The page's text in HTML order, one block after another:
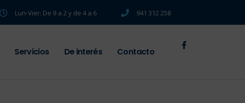
Lun-Vier: De 9 a 2 y de 4 a 6 941 312 258
Servicios De interés Contacto